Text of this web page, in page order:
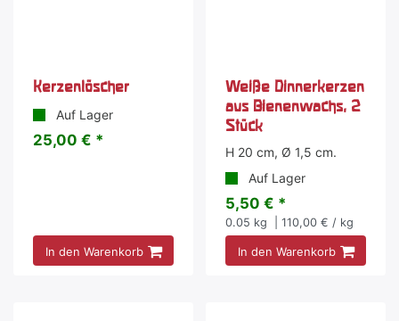
Kerzenlöscher
Auf Lager
25,00 € *
In den Warenkorb
Weiße Dinnerkerzen
aus Bienenwachs, 2
Stück
H 20 cm, Ø 1,5 cm.
Auf Lager
5,50 € *
0.05 kg | 110,00 € / kg
In den Warenkorb